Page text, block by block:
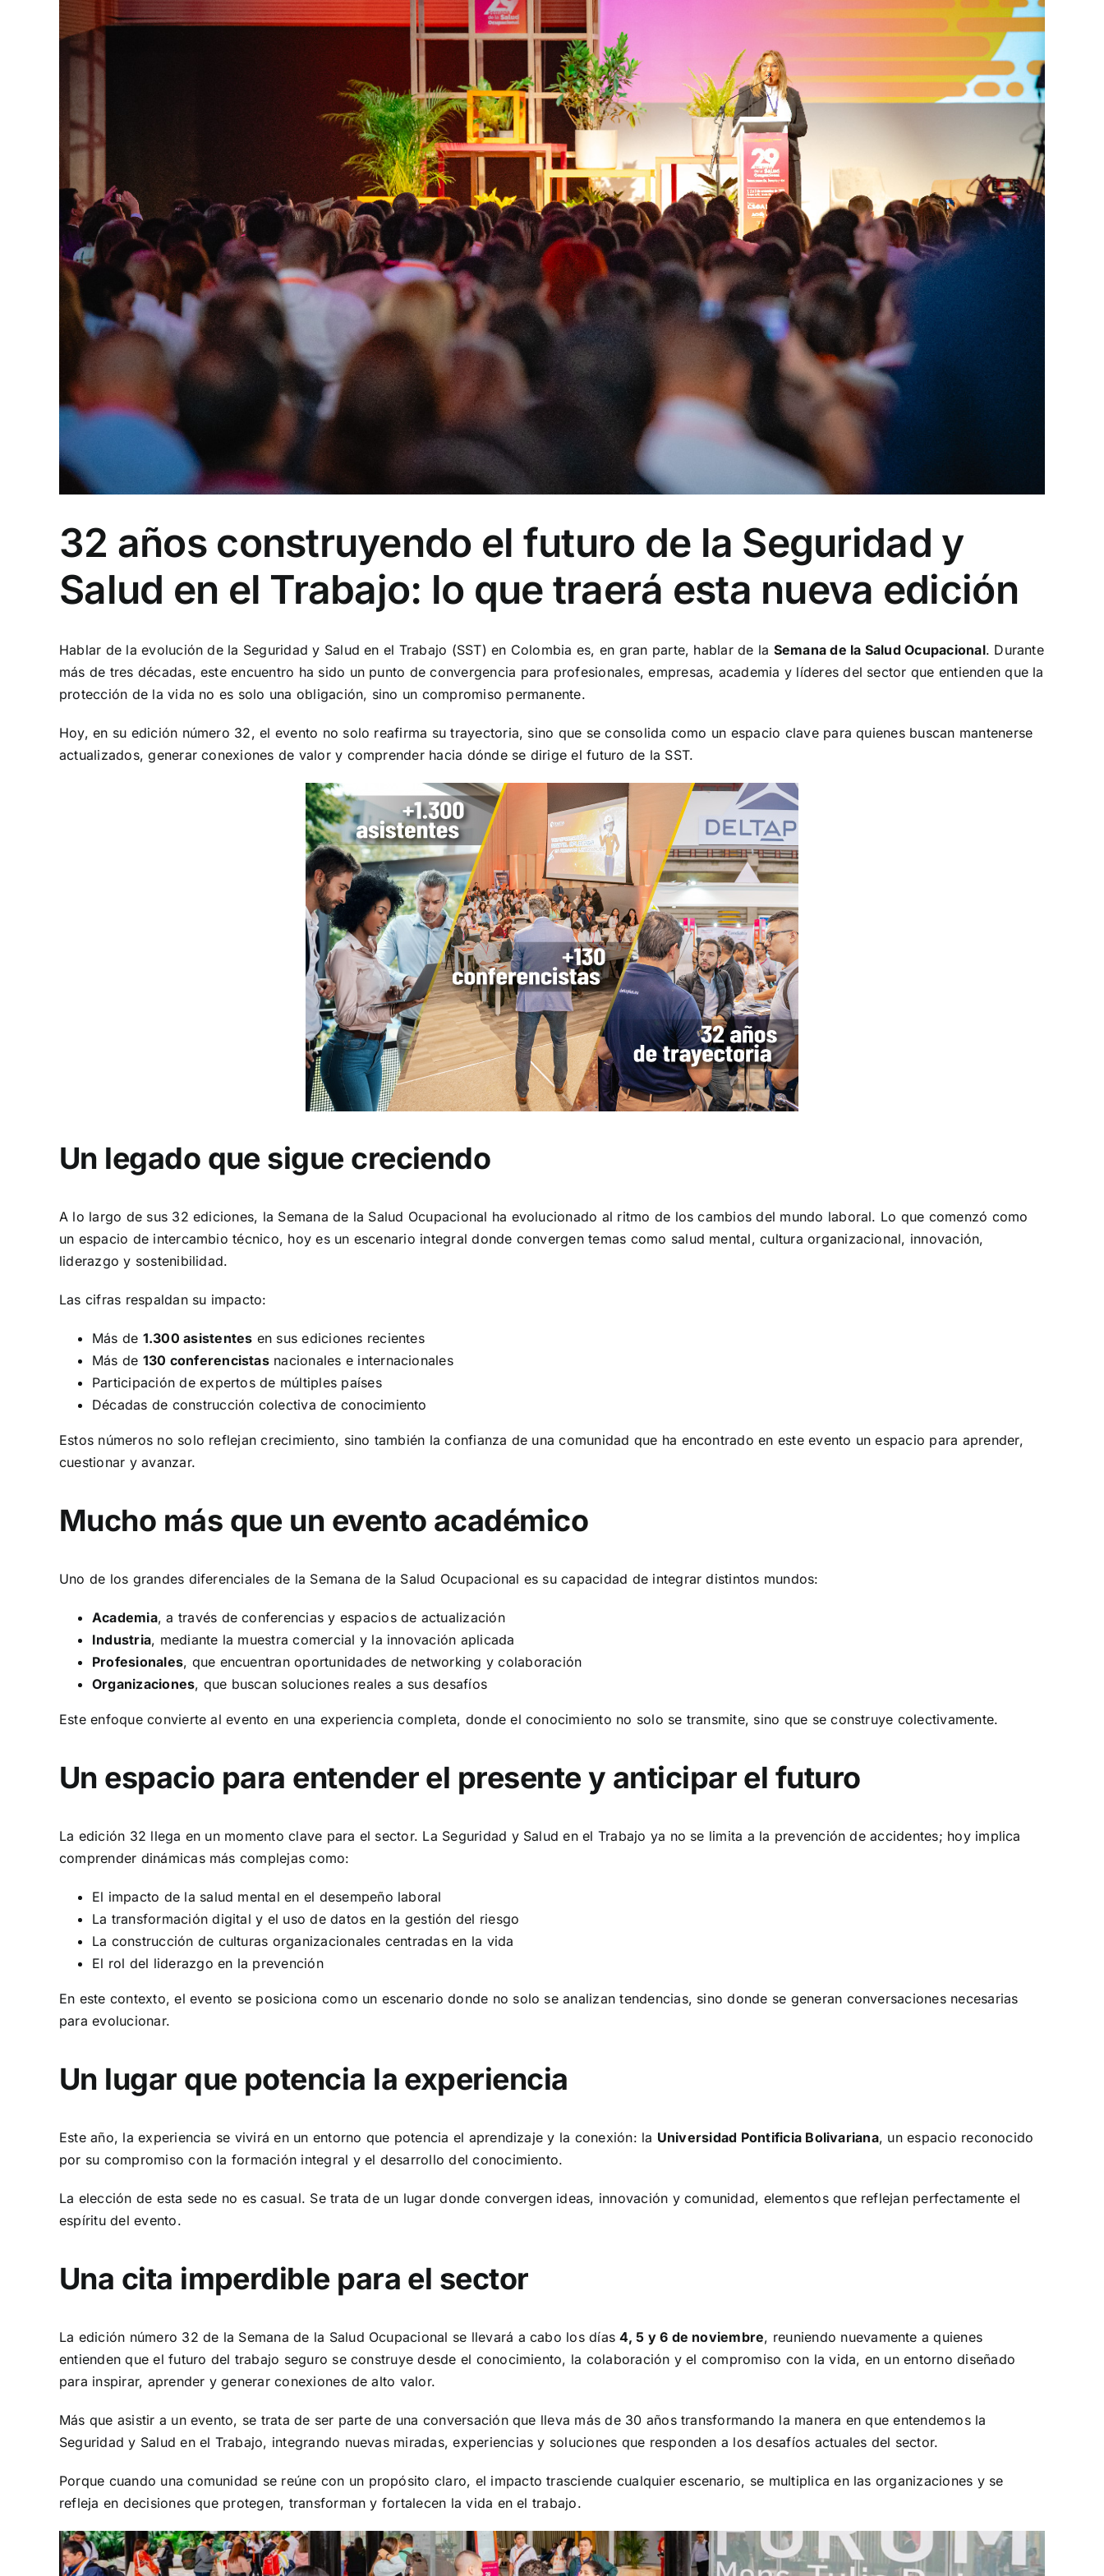
32 años construyendo el futuro de la Seguridad y
Salud en el Trabajo: lo que traerá esta nueva edición
Hablar de la evolución de la Seguridad y Salud en el Trabajo (SST) en Colombia es, en gran parte, hablar de la Semana de la Salud Ocupacional. Durante
más de tres décadas, este encuentro ha sido un punto de convergencia para profesionales, empresas, academia y líderes del sector que entienden que la
protección de la vida no es solo una obligación, sino un compromiso permanente.
Hoy, en su edición número 32, el evento no solo reafirma su trayectoria, sino que se consolida como un espacio clave para quienes buscan mantenerse
actualizados, generar conexiones de valor y comprender hacia dónde se dirige el futuro de la SST.
Un legado que sigue creciendo
A lo largo de sus 32 ediciones, la Semana de la Salud Ocupacional ha evolucionado al ritmo de los cambios del mundo laboral. Lo que comenzó como
un espacio de intercambio técnico, hoy es un escenario integral donde convergen temas como salud mental, cultura organizacional, innovación,
liderazgo y sostenibilidad.
Las cifras respaldan su impacto:
Más de 1.300 asistentes en sus ediciones recientes
Más de 130 conferencistasnacionales e internacionales
Participación de expertos de múltiples países
Décadas de construcción colectiva de conocimiento
Estos números no solo reflejan crecimiento, sino también la confianza de una comunidad que ha encontrado en este evento un espacio para aprender,
cuestionar y avanzar.
Mucho más que un evento académico
Uno de los grandes diferenciales de la Semana de la Salud Ocupacional es su capacidad de integrar distintos mundos:
Academia, a través de conferencias y espacios de actualización
Industria, mediante la muestra comercial y la innovación aplicada
Profesionales, que encuentran oportunidades de networking y colaboración
Organizaciones, que buscan soluciones reales a sus desafíos
Este enfoque convierte al evento en una experiencia completa, donde el conocimiento no solo se transmite, sino que se construye colectivamente.
Un espacio para entender el presente y anticipar el futuro
La edición 32 llega en un momento clave para el sector. La Seguridad y Salud en el Trabajo ya no se limita a la prevención de accidentes; hoy implica
comprender dinámicas más complejas como:
El impacto de la salud mental en el desempeño laboral
La transformación digital y el uso de datos en la gestión del riesgo
La construcción de culturas organizacionales centradas en la vida
El rol del liderazgo en la prevención
En este contexto, el evento se posiciona como un escenario donde no solo se analizan tendencias, sino donde se generan conversaciones necesarias
para evolucionar.
Un lugar que potencia la experiencia
Este año, la experiencia se vivirá en un entorno que potencia el aprendizaje y la conexión: la Universidad Pontificia Bolivariana, un espacio reconocido
por su compromiso con la formación integral y el desarrollo del conocimiento.
La elección de esta sede no es casual. Se trata de un lugar donde convergen ideas, innovación y comunidad, elementos que reflejan perfectamente el
espíritu del evento.
Una cita imperdible para el sector
La edición número 32 de la Semana de la Salud Ocupacional se llevará a cabo los días4, 5 y 6 de noviembre, reuniendo nuevamente a quienes
entienden que el futuro del trabajo seguro se construye desde el conocimiento, la colaboración y el compromiso con la vida, en un entorno diseñado
para inspirar, aprender y generar conexiones de alto valor.
Más que asistir a un evento, se trata de ser parte de una conversación que lleva más de 30 años transformando la manera en que entendemos la
Seguridad y Salud en el Trabajo, integrando nuevas miradas, experiencias y soluciones que responden a los desafíos actuales del sector.
Porque cuando una comunidad se reúne con un propósito claro, el impacto trasciende cualquier escenario, se multiplica en las organizaciones y se
refleja en decisiones que protegen, transforman y fortalecen la vida en el trabajo.